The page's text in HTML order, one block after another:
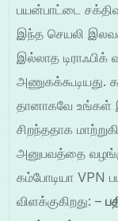
பயன்பாட்டை
இந்த செயலி
இல்லாத
அணுகக்கூடியது.
தானாகவே உங்கள்
சிறந்ததாக
அனுபவத்தை
கம்போடியா VPN
விளக்குகிறது: –